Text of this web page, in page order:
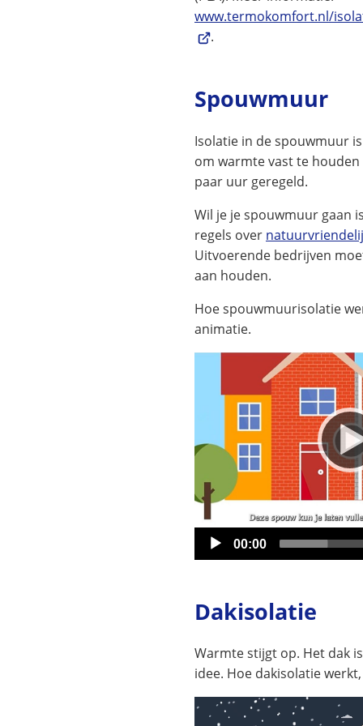
www.termokomfort.nl/
(Verwijst
externe
website)
.
Spouwmuur
Isolatie in de spouwmuur
om warmte vast te
paar uur geregeld.
Wil je je spouwmuur gaan
regels over
Uitvoerende bedrijven
aan houden.
Hoe spouwmuurisolatie
animatie.
Huidige
tijd
00:00
Dakisolatie
Warmte stijgt op. Het dak
idee. Hoe dakisolatie
Videospeler